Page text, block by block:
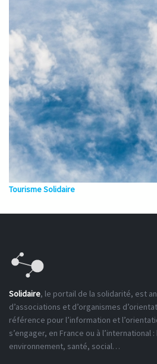
Tourisme Solidaire
Solidaire, le portail de la solidarité, est
d’associations et d’organismes
référence pour l’information et
s’engager, en France ou à l’international
environnement, santé, social…